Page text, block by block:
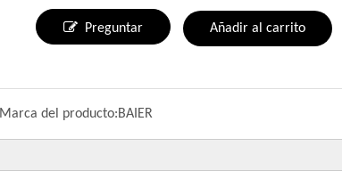
Preguntar Añadir al carrito
Marca del producto:BAIER